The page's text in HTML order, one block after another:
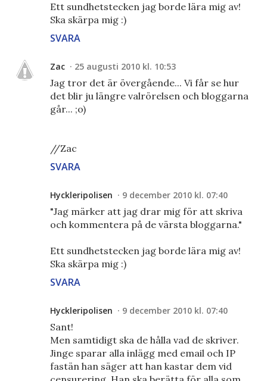
Ett sundhetstecken jag borde lära mig av!
Ska skärpa mig :)
SVARA
Zac 25 augusti 2010 kl. 10:53
Jag tror det är övergående... Vi får se hur
det blir ju längre valrörelsen och bloggarna
går... ;o)
//Zac
SVARA
Hyckleripolisen 9 december 2010 kl. 07:40
"Jag märker att jag drar mig för att skriva
och kommentera på de värsta bloggarna."
Ett sundhetstecken jag borde lära mig av!
Ska skärpa mig :)
SVARA
Hyckleripolisen 9 december 2010 kl. 07:40
Sant!
Men samtidigt ska de hålla vad de skriver.
Jinge sparar alla inlägg med email och IP
fastän han säger att han kastar dem vid